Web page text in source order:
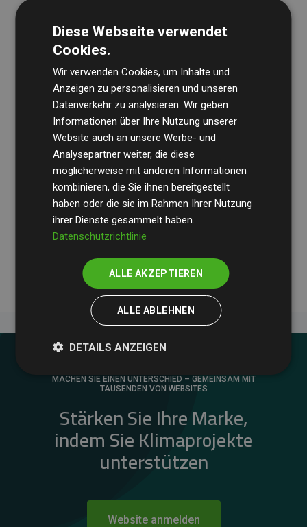
Die Wirtschaftsprüfungsgesellschaft BDOüberprüft
regelmäßig unsere Berechnungen und Methodik, um
Transparenz und Verlässlichkeit sicherzustellen.
Ihre Prüfungen belegen, dass unsere Investitionen in
Klimaschutzprojekte im Durchschnitt200 % der
geschätzten CO₂-Emissionender teilnehmenden
Websites kompensieren – ein klarer Nachweis für die
messbare Klimawirkung unseres Ansatzes.
MACHEN SIE EINEN UNTERSCHIED – GEMEINSAM MIT
TAUSENDEN VON WEBSITES
Stärken Sie Ihre Marke,
indem Sie Klimaprojekte
unterstützen
Website anmelden
Diese Webseite verwendet
Cookies.
Wir verwenden Cookies, um Inhalte und
Anzeigen zu personalisieren und unseren
Datenverkehr zu analysieren. Wir geben
Informationen über Ihre Nutzung unserer
Website auch an unsere Werbe- und
Analysepartner weiter, die diese
möglicherweise mit anderen Informationen
kombinieren, die Sie ihnen bereitgestellt
haben oder die sie im Rahmen Ihrer Nutzung
ihrer Dienste gesammelt haben.
Datenschutzrichtlinie
ALLE AKZEPTIEREN
ALLE ABLEHNEN
DETAILS ANZEIGEN